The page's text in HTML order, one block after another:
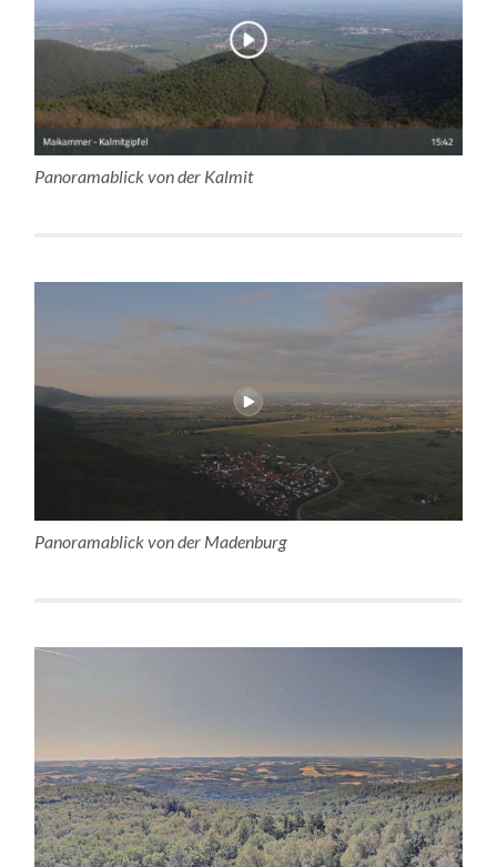
Panoramablick von der Kalmit
Panoramablick von der Madenburg